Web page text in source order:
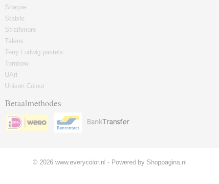
Sharpie
Stabilo
Strathmore
Talens
Terry Ludwig pastels
Tombow
UArt
Unison Colour
Betaalmethodes
© 2026 www.everycolor.nl - Powered by Shoppagina.nl